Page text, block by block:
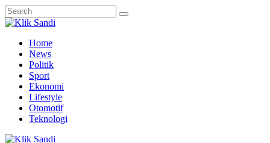
Home
News
Politik
Sport
Ekonomi
Lifestyle
Otomotif
Teknologi